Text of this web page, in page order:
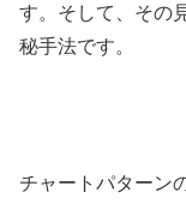
す。そして、その
秘手法です。
チャートパターン